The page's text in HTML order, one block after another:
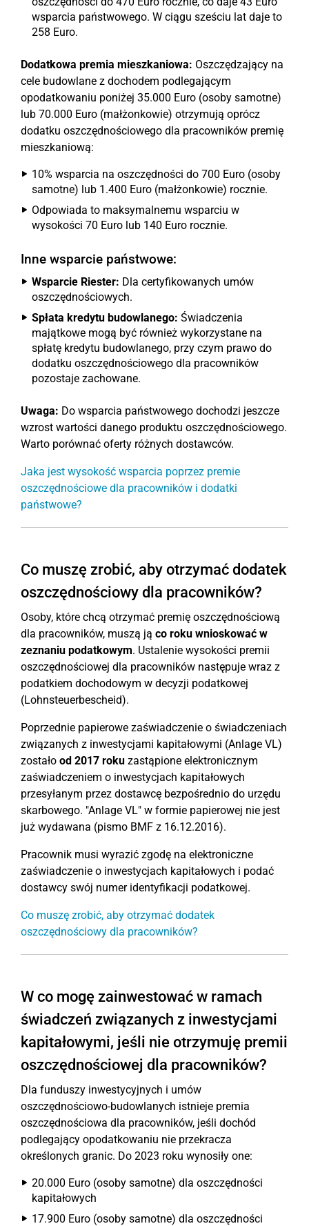
wsparcia państwowego. W ciągu sześciu lat daje to
258 Euro.
Dodatkowa premia mieszkaniowa: Oszczędzający na
cele budowlane z dochodem podlegającym
opodatkowaniu poniżej 35.000 Euro (osoby samotne)
lub 70.000 Euro (małżonkowie) otrzymują oprócz
dodatku oszczędnościowego dla pracowników premię
mieszkaniową:
10% wsparcia na oszczędności do 700 Euro (osoby
samotne) lub 1.400 Euro (małżonkowie) rocznie.
Odpowiada to maksymalnemu wsparciu w
wysokości 70 Euro lub 140 Euro rocznie.
Inne wsparcie państwowe:
Wsparcie Riester: Dla certyfikowanych umów
oszczędnościowych.
Spłata kredytu budowlanego: Świadczenia
majątkowe mogą być również wykorzystane na
spłatę kredytu budowlanego, przy czym prawo do
dodatku oszczędnościowego dla pracowników
pozostaje zachowane.
Uwaga: Do wsparcia państwowego dochodzi jeszcze
wzrost wartości danego produktu oszczędnościowego.
Warto porównać oferty różnych dostawców.
Jaka jest wysokość wsparcia poprzez premie
oszczędnościowe dla pracowników i dodatki
państwowe?
Co muszę zrobić, aby otrzymać dodatek
oszczędnościowy dla pracowników?
Osoby, które chcą otrzymać premię oszczędnościową
dla pracowników, muszą ją co roku wnioskować w
zeznaniu podatkowym. Ustalenie wysokości premii
oszczędnościowej dla pracowników następuje wraz z
podatkiem dochodowym w decyzji podatkowej
(Lohnsteuerbescheid).
Poprzednie papierowe zaświadczenie o świadczeniach
związanych z inwestycjami kapitałowymi (Anlage VL)
zostało od 2017 roku zastąpione elektronicznym
zaświadczeniem o inwestycjach kapitałowych
przesyłanym przez dostawcę bezpośrednio do urzędu
skarbowego. "Anlage VL" w formie papierowej nie jest
już wydawana (pismo BMF z 16.12.2016).
Pracownik musi wyrazić zgodę na elektroniczne
zaświadczenie o inwestycjach kapitałowych i podać
dostawcy swój numer identyfikacji podatkowej.
Co muszę zrobić, aby otrzymać dodatek
oszczędnościowy dla pracowników?
W co mogę zainwestować w ramach
świadczeń związanych z inwestycjami
kapitałowymi, jeśli nie otrzymuję premii
oszczędnościowej dla pracowników?
Dla funduszy inwestycyjnych i umów
oszczędnościowo-budowlanych istnieje premia
oszczędnościowa dla pracowników, jeśli dochód
podlegający opodatkowaniu nie przekracza
określonych granic. Do 2023 roku wynosiły one:
20.000 Euro (osoby samotne) dla oszczędności
kapitałowych
17.900 Euro (osoby samotne) dla oszczędności